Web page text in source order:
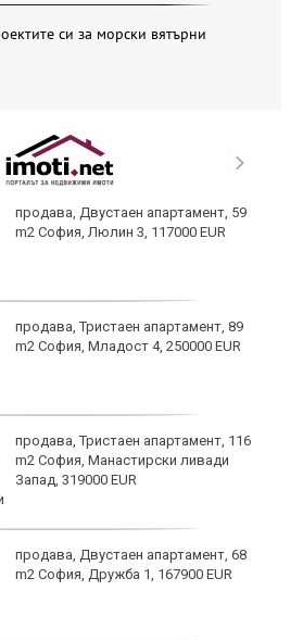
си за морски вятърни
продава, Двустаен апартамент, 59
m2 София, Люлин 3, 117000 EUR
продава, Тристаен апартамент, 89
m2 София, Младост 4, 250000 EUR
продава, Тристаен апартамент, 116
m2 София, Манастирски ливади
Запад, 319000 EUR
продава, Двустаен апартамент, 68
m2 София, Дружба 1, 167900 EUR